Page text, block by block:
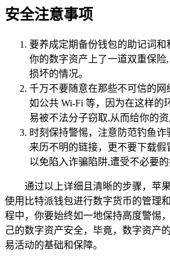
安全注意事项
要养成定期备份钱包的助记词和
你的数字资产上了一道双重保
损坏的情况。
千万不要随意在那些不可信的网
如公共 Wi-Fi 等，因为在这样的
易被不法分子窃取,从而给你的资
时刻保持警惕，注意防范钓鱼
来历不明的链接，更不要下载假
以免陷入诈骗陷阱,遭受不必要的
通过以上详细且清晰的步骤，苹
使用比特派钱包进行数字货币的管理
程中，你要始终如一地保持高度警惕
己的数字资产安全，毕竟，数字资产
易活动的基础和保障。